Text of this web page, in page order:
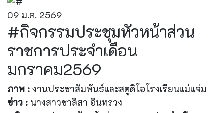
09 ม.ค. 2569
#กิจกรรมประชุมหัวหน้าส่วน
ราชการประจำเดือน
มกราคม2569
ภาพ : งานประชาสัมพันธ์และสตูดิโอโรงเรียนแม่แจ่ม
ข่าว : นางสาวชาลิสา อินทรวง